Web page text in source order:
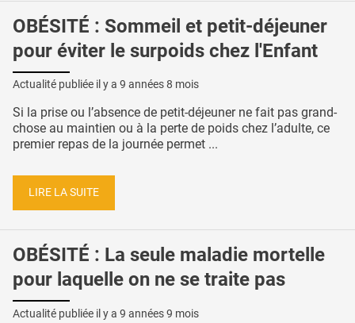
OBÉSITÉ : Sommeil et petit-déjeuner
pour éviter le surpoids chez l'Enfant
Actualité publiée il y a 9 années 8 mois
Si la prise ou l’absence de petit-déjeuner ne fait pas grand-
chose au maintien ou à la perte de poids chez l’adulte, ce
premier repas de la journée permet ...
LIRE LA SUITE
OBÉSITÉ : La seule maladie mortelle
pour laquelle on ne se traite pas
Actualité publiée il y a 9 années 9 mois